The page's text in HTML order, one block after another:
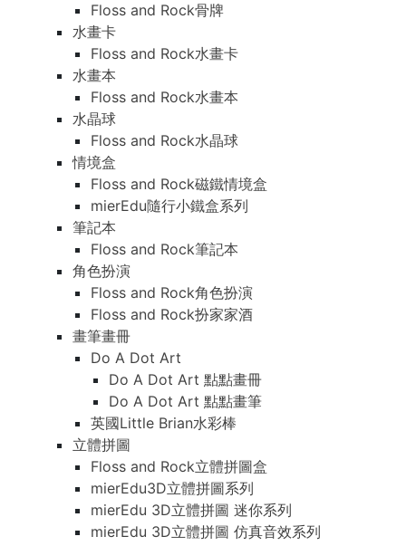
Floss and Rock骨牌
水畫卡
Floss and Rock水畫卡
水畫本
Floss and Rock水畫本
水晶球
Floss and Rock水晶球
情境盒
Floss and Rock磁鐵情境盒
mierEdu隨行小鐵盒系列
筆記本
Floss and Rock筆記本
角色扮演
Floss and Rock角色扮演
Floss and Rock扮家家酒
畫筆畫冊
Do A Dot Art
Do A Dot Art 點點畫冊
Do A Dot Art 點點畫筆
英國Little Brian水彩棒
立體拼圖
Floss and Rock立體拼圖盒
mierEdu3D立體拼圖系列
mierEdu 3D立體拼圖 迷你系列
mierEdu 3D立體拼圖 仿真音效系列